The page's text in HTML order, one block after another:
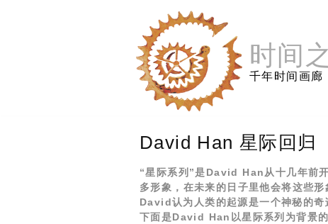
时间
千年时间画廊
David Han 星际回归
“星际系列”是David Han从十几年前
多形象，在未来的日子里他会将这些
David认为人类的起源是一个神秘的
下面是David Han以星际系列为背景的